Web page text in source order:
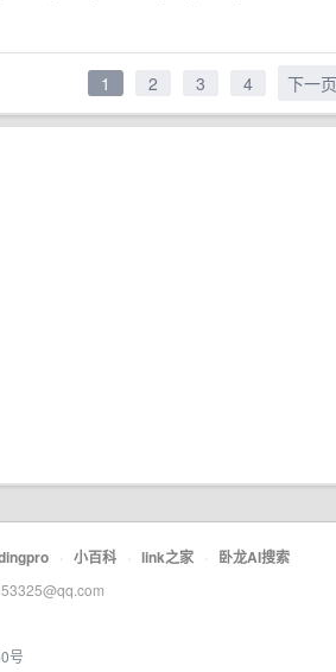
1 2 3 4 下一页
· 小百科 · link之家 · 卧龙AI搜索
号